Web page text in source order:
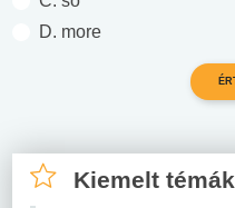
D. more
Kiemelt témák